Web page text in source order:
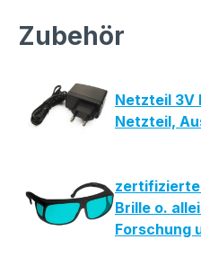
Zubehör
Netzteil 3V
Netzteil,
zertifizierte
Brille o.
Forschung